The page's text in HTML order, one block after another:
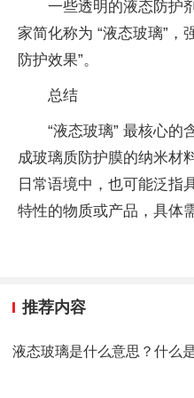
一些透明的液态防护
家简化称为 “液态玻璃”，
防护效果”。
总结
“液态玻璃” 最核心的
成玻璃质防护膜的纳米材
日常语境中，也可能泛指
特性的物质或产品，具体
推荐内容
液态玻璃是什么意思？什么